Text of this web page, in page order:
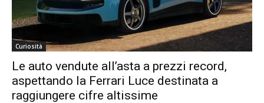
Curiosità
Le auto vendute all’asta a prezzi record,
aspettando la Ferrari Luce destinata a
raggiungere cifre altissime